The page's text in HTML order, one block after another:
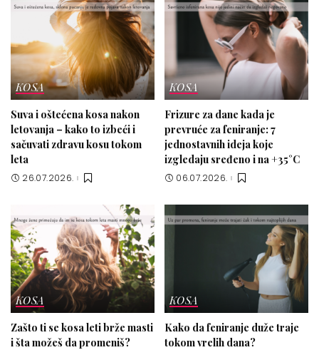
KOSA
Suva i oštećena kosa nakon
letovanja – kako to izbeći i
sačuvati zdravu kosu tokom
leta
26.07.2026.
KOSA
Frizure za dane kada je
prevruće za feniranje: 7
jednostavnih ideja koje
izgledaju sređeno i na +35°C
06.07.2026.
KOSA
Zašto ti se kosa leti brže masti
i šta možeš da promeniš?
KOSA
Kako da feniranje duže traje
tokom vrelih dana?